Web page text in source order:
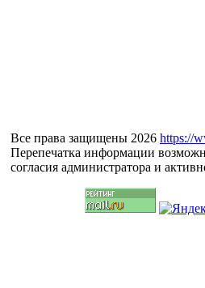
Все права защищены 2026 https://
Перепечатка информации
согласия администратора и